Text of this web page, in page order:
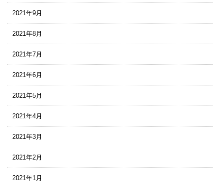
2021年9月
2021年8月
2021年7月
2021年6月
2021年5月
2021年4月
2021年3月
2021年2月
2021年1月